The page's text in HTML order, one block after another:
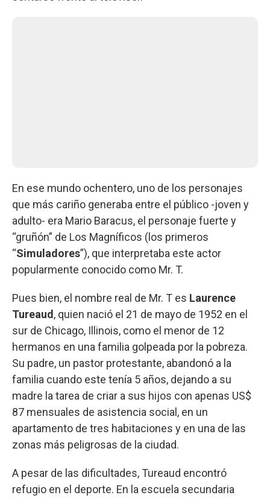
En ese mundo ochentero, uno de los personajes
que más cariño generaba entre el público -joven y
adulto- era Mario Baracus, el personaje fuerte y
“gruñón” de Los Magníficos (los primeros
“Simuladores”), que interpretaba este actor
popularmente conocido como Mr. T.
Pues bien, el nombre real de Mr. T es Laurence
Tureaud , quien nació el 21 de mayo de 1952 en el
sur de Chicago, Illinois, como el menor de 12
hermanos en una familia golpeada por la pobreza.
Su padre, un pastor protestante, abandonó a la
familia cuando este tenía 5 años, dejando a su
madre la tarea de criar a sus hijos con apenas US$
87 mensuales de asistencia social, en un
apartamento de tres habitaciones y en una de las
zonas más peligrosas de la ciudad.
A pesar de las dificultades, Tureaud encontró
refugio en el deporte. En la escuela secundaria